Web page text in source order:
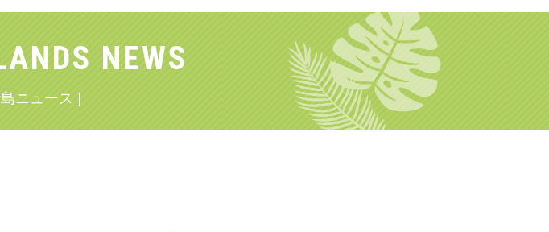
NEWS
ニュース ]